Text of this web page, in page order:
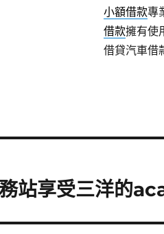
小額借款專
借款擁有使
借貸汽車借
站享受三洋的